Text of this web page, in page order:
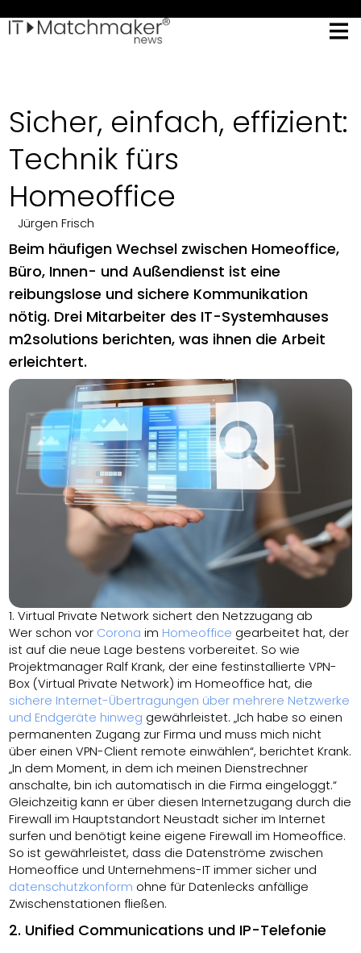
Sicher, einfach, effizient:
Technik fürs
Homeoffice
Jürgen Frisch
Beim häufigen Wechsel zwischen Homeoffice,
Büro, Innen- und Außendienst ist eine
reibungslose und sichere Kommunikation
nötig. Drei Mitarbeiter des IT-Systemhauses
m2solutions berichten, was ihnen die Arbeit
erleichtert.
1. Virtual Private Network sichert den Netzzugang ab
Wer schon vor Corona im Homeoffice gearbeitet hat, der
ist auf die neue Lage bestens vorbereitet. So wie
Projektmanager Ralf Krank, der eine festinstallierte VPN-
Box (Virtual Private Network) im Homeoffice hat, die
sichere Internet-Übertragungen über mehrere Netzwerke
und Endgeräte hinweg gewährleistet. „Ich habe so einen
permanenten Zugang zur Firma und muss mich nicht
über einen VPN-Client remote einwählen“, berichtet Krank.
„In dem Moment, in dem ich meinen Dienstrechner
anschalte, bin ich automatisch in die Firma eingeloggt.“
Gleichzeitig kann er über diesen Internetzugang durch die
Firewall im Hauptstandort Neustadt sicher im Internet
surfen und benötigt keine eigene Firewall im Homeoffice.
So ist gewährleistet, dass die Datenströme zwischen
Homeoffice und Unternehmens-IT immer sicher und
datenschutzkonform ohne für Datenlecks anfällige
Zwischenstationen fließen.
2. Unified Communications und IP-Telefonie